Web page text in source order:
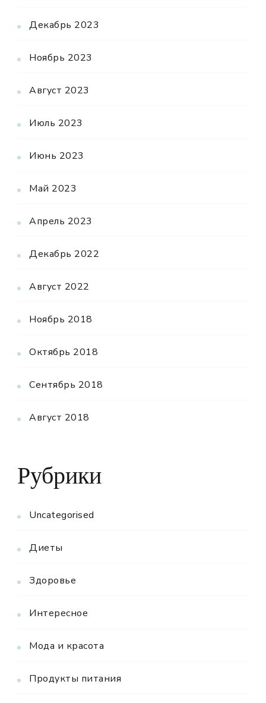
Декабрь 2023
Ноябрь 2023
Август 2023
Июль 2023
Июнь 2023
Май 2023
Апрель 2023
Декабрь 2022
Август 2022
Ноябрь 2018
Октябрь 2018
Сентябрь 2018
Август 2018
Рубрики
Uncategorised
Диеты
Здоровье
Интересное
Мода и красота
Продукты питания